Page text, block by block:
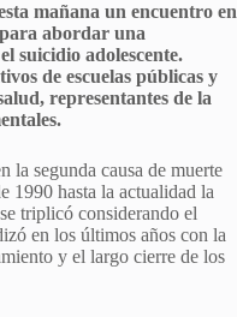
mañana un encuentro en
abordar una
suicidio adolescente.
de escuelas públicas y
representantes de la
la segunda causa de muerte
1990 hasta la actualidad la
triplicó considerando el
en los últimos años con la
y el largo cierre de los